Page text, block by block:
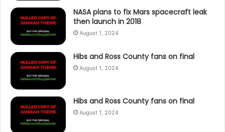
NASA plans to fix Mars spacecraft leak
then launch in 2018
August 1, 2024
Hibs and Ross County fans on final
August 1, 2024
Hibs and Ross County fans on final
August 1, 2024